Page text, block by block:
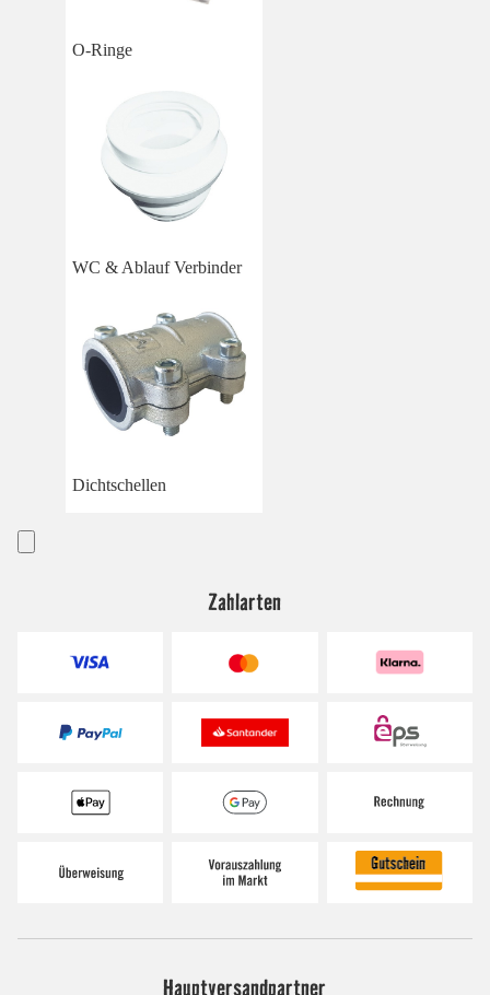
O-Ringe
WC & Ablauf Verbinder
Dichtschellen
Zahlarten
Hauptversandpartner